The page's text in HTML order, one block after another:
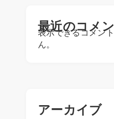
最近のコメ
表示できるコメン
ん。
アーカイブ